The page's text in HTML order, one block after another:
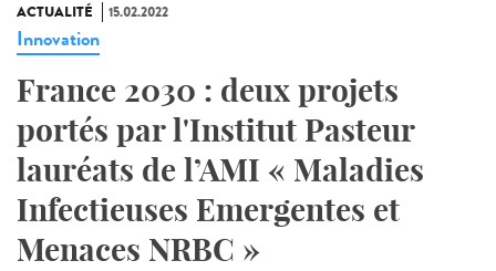
ACTUALITÉ 15.02.2022
Innovation
France 2030 : deux projets
portés par l'Institut Pasteur
lauréats de l’AMI « Maladies
Infectieuses Emergentes et
Menaces NRBC »